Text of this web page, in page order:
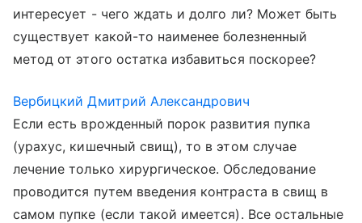
интересует - чего ждать и долго ли? Может быть
существует какой-то наименее болезненный
метод от этого остатка избавиться поскорее?
Вербицкий Дмитрий Александрович
Если есть врожденный порок развития пупка
(урахус, кишечный свищ), то в этом случае
лечение только хирургическое. Обследование
проводится путем введения контраста в свищ в
самом пупке (если такой имеется). Все остальные